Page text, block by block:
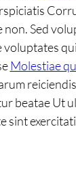
non. Sed
voluptates
Molestiae
reiciendis
beatae Ut
sint